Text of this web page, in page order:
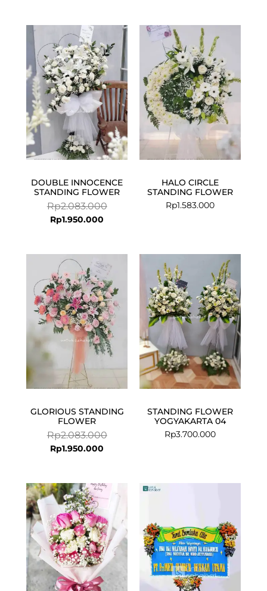
DOUBLE INNOCENCE
STANDING FLOWER
Rp2.083.000
Original
price
was:
Rp2.083.000.
Rp1.950.000
Current
price
is:
Rp1.950.000.
HALO CIRCLE
STANDING FLOWER
Rp1.583.000
GLORIOUS STANDING
FLOWER
Rp2.083.000
price
was:
Rp2.083.000.
Rp1.950.000
price
is:
Rp1.950.000.
STANDING FLOWER
YOGYAKARTA 04
Rp3.700.000
Original
price
Rp749.000.
Current
price
is:
Rp624.500.